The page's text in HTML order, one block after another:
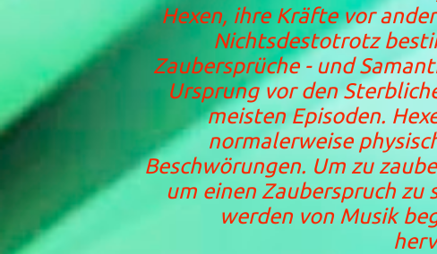
Hexen, ihre Kräfte vor
Nichtsdestotrotz
Zaubersprüche - und
Ursprung vor den
meisten Episoden.
normalerweise
Beschwörungen. Um zu
um einen Zauberspruch zu
werden von Musik